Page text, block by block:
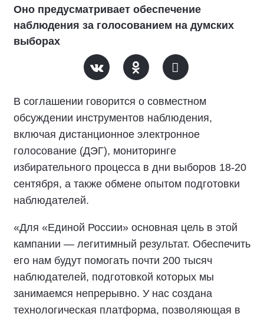
Оно предусматривает обеспечение
наблюдения за голосованием на думских
выборах
В соглашении говорится о совместном
обсуждении инструментов наблюдения,
включая дистанционное электронное
голосование (ДЭГ), мониторинге
избирательного процесса в дни выборов 18-20
сентября, а также обмене опытом подготовки
наблюдателей.
«Для «Единой России» основная цель в этой
кампании — легитимный результат. Обеспечить
его нам будут помогать почти 200 тысяч
наблюдателей, подготовкой которых мы
занимаемся непрерывно. У нас создана
технологическая платформа, позволяющая в